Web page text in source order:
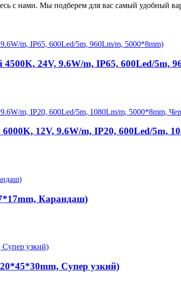
с нами. Мы подберем для вас самый удобный
24V, 9.6W/m, IP65, 600Led/5m,
12V, 9.6W/m, IP20, 600Led/5m,
Карандаш)
Супер узкий)